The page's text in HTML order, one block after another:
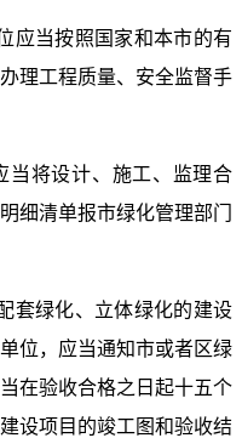
应当按照国家和本市的有
理工程质量、安全监督手
当将设计、施工、监理合
细清单报市绿化管理部门
套绿化、立体绿化的建设
位，应当通知市或者区绿
在验收合格之日起十五个
设项目的竣工图和验收结